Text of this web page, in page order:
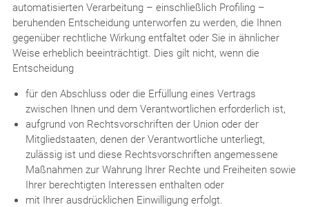
automatisierten Verarbeitung – einschließlich Profiling –
beruhenden Entscheidung unterworfen zu werden, die Ihnen
gegenüber rechtliche Wirkung entfaltet oder Sie in ähnlicher
Weise erheblich beeinträchtigt. Dies gilt nicht, wenn die
Entscheidung
für den Abschluss oder die Erfüllung eines Vertrags
zwischen Ihnen und dem Verantwortlichen erforderlich ist,
aufgrund von Rechtsvorschriften der Union oder der
Mitgliedstaaten, denen der Verantwortliche unterliegt,
zulässig ist und diese Rechtsvorschriften angemessene
Maßnahmen zur Wahrung Ihrer Rechte und Freiheiten sowie
Ihrer berechtigten Interessen enthalten oder
mit Ihrer ausdrücklichen Einwilligung erfolgt.